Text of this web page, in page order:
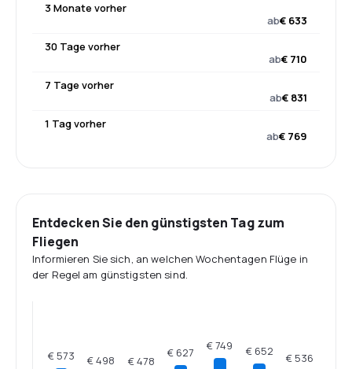
3 Monate vorher
ab€ 633
30 Tage vorher
ab€ 710
7 Tage vorher
ab€ 831
1 Tag vorher
ab€ 769
Entdecken Sie den günstigsten Tag zum
Fliegen
Informieren Sie sich, an welchen Wochentagen Flüge in
der Regel am günstigsten sind.
€ 573 € 498 € 478
€ 627
€ 749 € 652 € 536